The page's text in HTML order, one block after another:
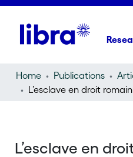
Home Publications
L’esclave en